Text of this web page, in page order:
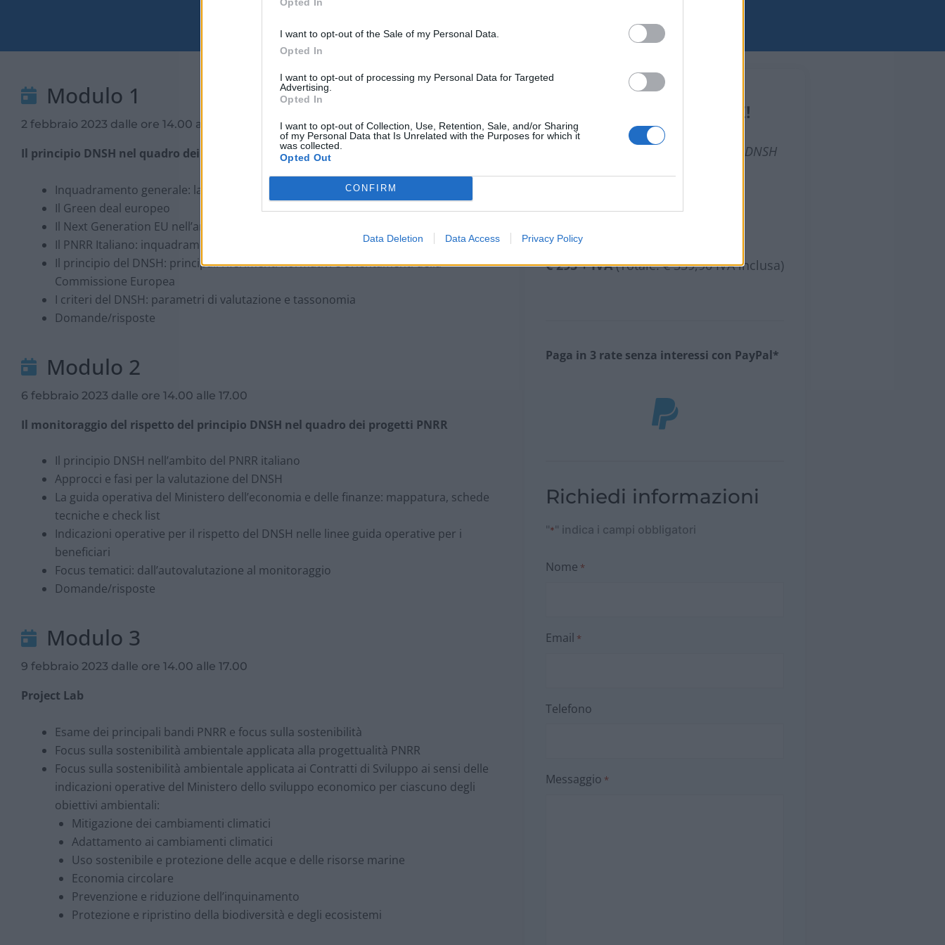
I want to opt-out of the Sale of my Personal Data.
Opted In
I want to opt-out of processing my Personal Data for Targeted
Advertising.
Opted In
I want to opt-out of Collection, Use, Retention, Sale, and/or Sharing
of my Personal Data that Is Unrelated with the Purposes for which it
was collected.
Opted Out
CONFIRM
Data Deletion Data Access Privacy Policy
Programma
Modulo 1
2 febbraio 2023 dalle ore 14.00 alle 17.00
Il principio DNSH nel quadro dei progetti PNRR
Inquadramento generale: la sostenibilità nell’ambito delle politiche comunitarie
Il Green deal europeo
Il Next Generation EU nell’ambito del Bilancio Comunitario 2021-2027
Il PNRR Italiano: inquadramento generale e principi trasversali
Il principio del DNSH: principali riferimenti normativi e orientamenti della
Commissione Europea
I criteri del DNSH: parametri di valutazione e tassonomia
Domande/risposte
Modulo 2
6 febbraio 2023 dalle ore 14.00 alle 17.00
Il monitoraggio del rispetto del principio DNSH nel quadro dei progetti PNRR
Il principio DNSH nell’ambito del PNRR italiano
Approcci e fasi per la valutazione del DNSH
La guida operativa del Ministero dell’economia e delle finanze: mappatura, schede
tecniche e check list
Indicazioni operative per il rispetto del DNSH nelle linee guida operative per i
beneficiari
Focus tematici: dall’autovalutazione al monitoraggio
Domande/risposte
Modulo 3
9 febbraio 2023 dalle ore 14.00 alle 17.00
Project Lab
Esame dei principali bandi PNRR e focus sulla sostenibilità
Focus sulla sostenibilità ambientale applicata alla progettualità PNRR
Focus sulla sostenibilità ambientale applicata ai Contratti di Sviluppo ai sensi delle
indicazioni operative del Ministero dello sviluppo economico per ciascuno degli
obiettivi ambientali:
Mitigazione dei cambiamenti climatici
Adattamento ai cambiamenti climatici
Uso sostenibile e protezione delle acque e delle risorse marine
Economia circolare
Prevenzione e riduzione dell’inquinamento
Protezione e ripristino della biodiversità e degli ecosistemi
ISCRIZIONI CHIUSE!
Cosa significa applicare il principio DNSH
€ 295 + IVA(Totale: € 359,90 IVA inclusa)
Paga in 3 rate senza interessi con PayPal*
Richiedi informazioni
"*" indica i campi obbligatori
Nome *
Email *
Telefono
Messaggio *